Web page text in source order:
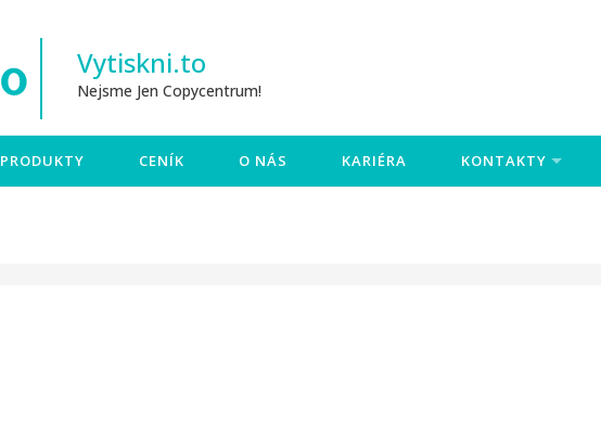
Vytiskni.to
Nejsme Jen Copycentrum!
PRODUKTY CENÍK O NÁS KARIÉRA KONTAKTY